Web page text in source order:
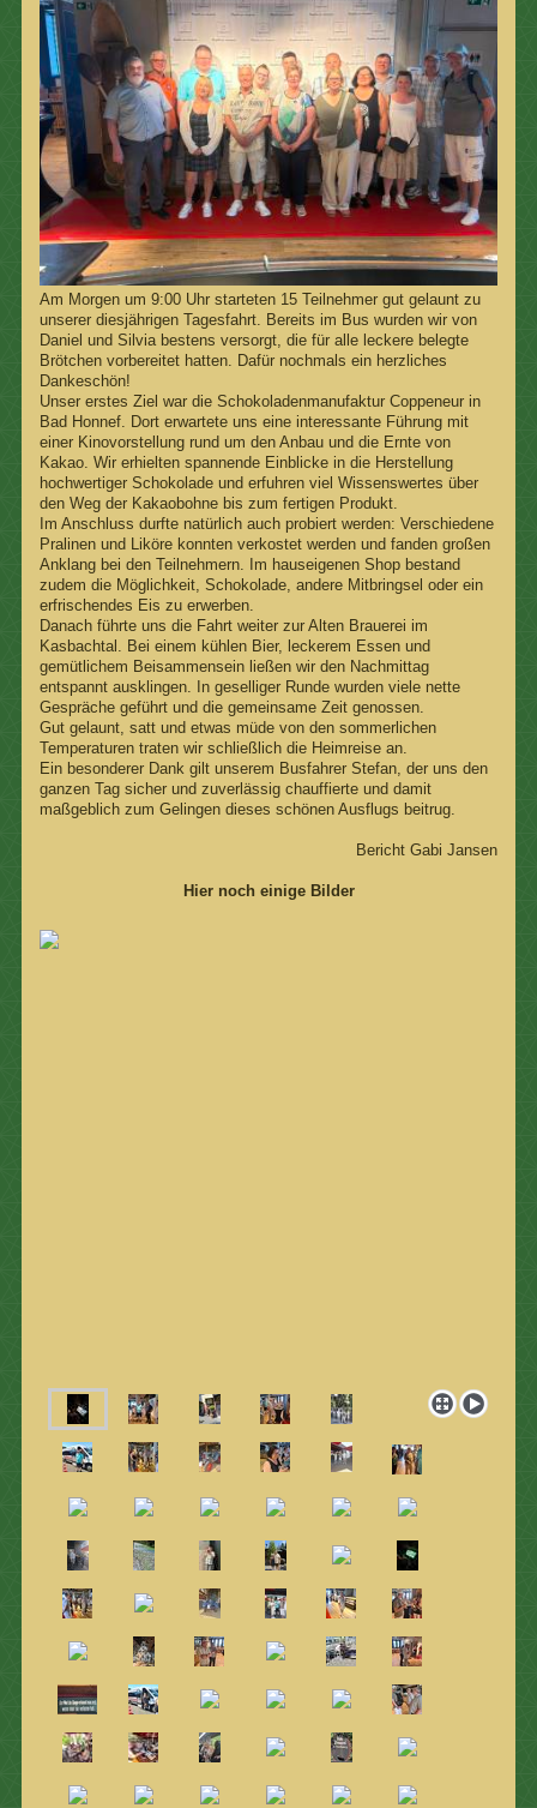
Am Morgen um 9:00 Uhr starteten 15 Teilnehmer gut gelaunt zu
unserer diesjährigen Tagesfahrt. Bereits im Bus wurden wir von
Daniel und Silvia bestens versorgt, die für alle leckere belegte
Brötchen vorbereitet hatten. Dafür nochmals ein herzliches
Dankeschön!
Unser erstes Ziel war die Schokoladenmanufaktur Coppeneur in
Bad Honnef. Dort erwartete uns eine interessante Führung mit
einer Kinovorstellung rund um den Anbau und die Ernte von
Kakao. Wir erhielten spannende Einblicke in die Herstellung
hochwertiger Schokolade und erfuhren viel Wissenswertes über
den Weg der Kakaobohne bis zum fertigen Produkt.
Im Anschluss durfte natürlich auch probiert werden: Verschiedene
Pralinen und Liköre konnten verkostet werden und fanden großen
Anklang bei den Teilnehmern. Im hauseigenen Shop bestand
zudem die Möglichkeit, Schokolade, andere Mitbringsel oder ein
erfrischendes Eis zu erwerben.
Danach führte uns die Fahrt weiter zur Alten Brauerei im
Kasbachtal. Bei einem kühlen Bier, leckerem Essen und
gemütlichem Beisammensein ließen wir den Nachmittag
entspannt ausklingen. In geselliger Runde wurden viele nette
Gespräche geführt und die gemeinsame Zeit genossen.
Gut gelaunt, satt und etwas müde von den sommerlichen
Temperaturen traten wir schließlich die Heimreise an.
Ein besonderer Dank gilt unserem Busfahrer Stefan, der uns den
ganzen Tag sicher und zuverlässig chauffierte und damit
maßgeblich zum Gelingen dieses schönen Ausflugs beitrug.
Bericht Gabi Jansen
Hier noch einige Bilder